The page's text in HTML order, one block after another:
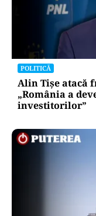
POLITICĂ
Alin Tișe atacă
„România a
investitorilor”